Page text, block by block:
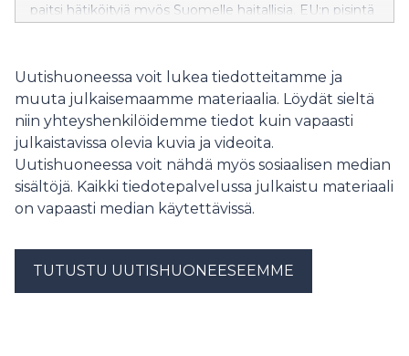
paitsi hätiköityjä myös Suomelle haitallisia. EU:n pisintä
rajaturvallisuuden vaikeissa oloissa.
Uutishuoneessa voit lukea tiedotteitamme ja
muuta julkaisemaamme materiaalia. Löydät sieltä
niin yhteyshenkilöidemme tiedot kuin vapaasti
julkaistavissa olevia kuvia ja videoita.
Uutishuoneessa voit nähdä myös sosiaalisen median
sisältöjä. Kaikki tiedotepalvelussa julkaistu materiaali
on vapaasti median käytettävissä.
TUTUSTU UUTISHUONEESEEMME